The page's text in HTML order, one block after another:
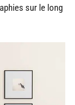
sur le long